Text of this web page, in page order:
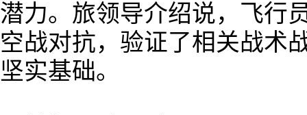
潜力。旅领导介绍说，飞行
空战对抗，验证了相关战术
坚实基础。